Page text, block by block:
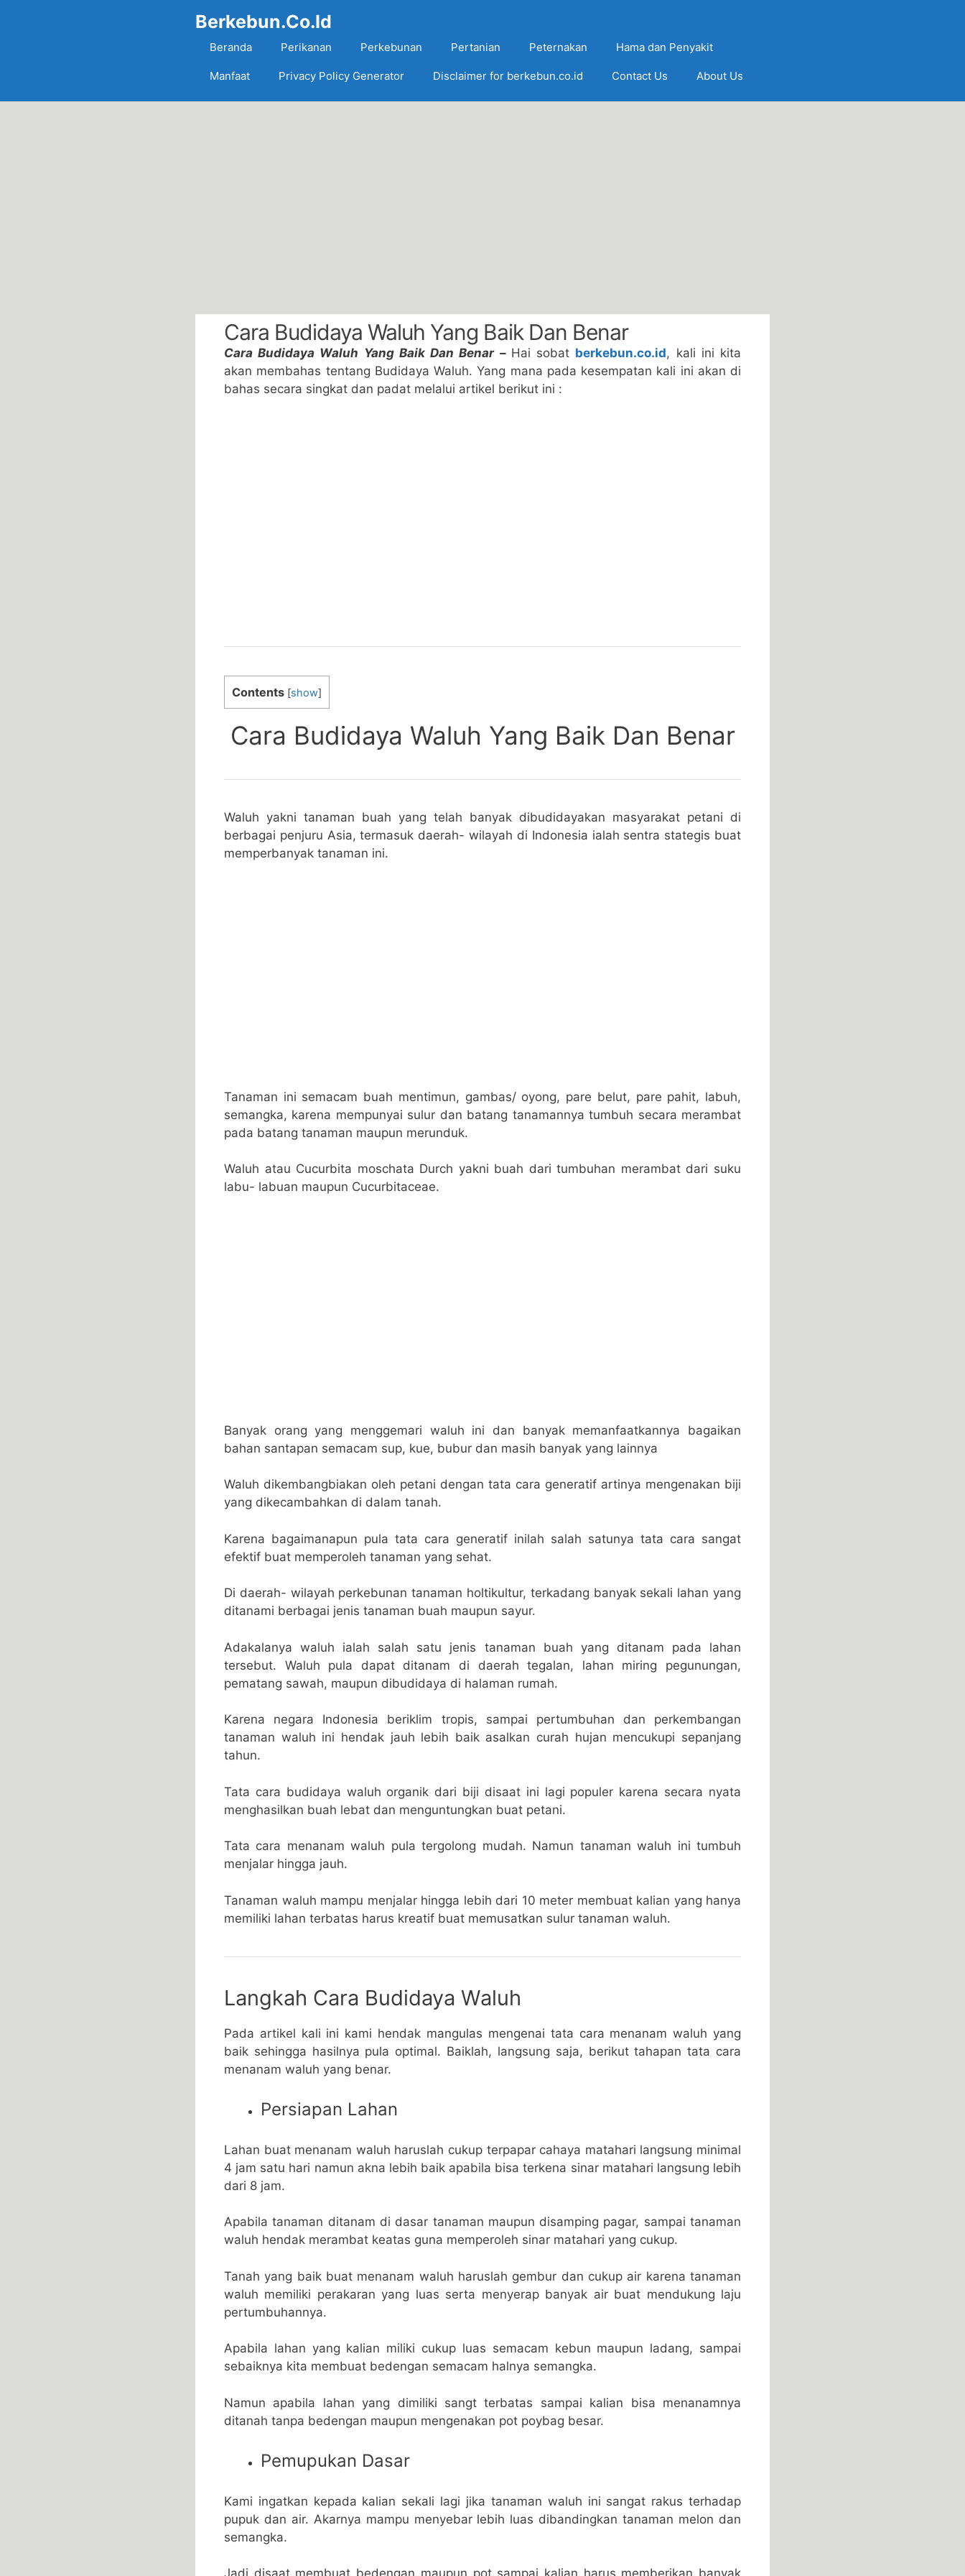
Berkebun.Co.Id
Beranda Perikanan Perkebunan Pertanian Peternakan Hama dan Penyakit
Manfaat Privacy Policy Generator Disclaimer for berkebun.co.id Contact Us About Us
Cara Budidaya Waluh Yang Baik Dan Benar
Cara Budidaya Waluh Yang Baik Dan Benar – Hai sobat berkebun.co.id, kali ini kita
akan membahas tentang Budidaya Waluh. Yang mana pada kesempatan kali ini akan di
bahas secara singkat dan padat melalui artikel berikut ini :
Contents [show]
Cara Budidaya Waluh Yang Baik Dan Benar
Waluh yakni tanaman buah yang telah banyak dibudidayakan masyarakat petani di
berbagai penjuru Asia, termasuk daerah- wilayah di Indonesia ialah sentra stategis buat
memperbanyak tanaman ini.
Tanaman ini semacam buah mentimun, gambas/ oyong, pare belut, pare pahit, labuh,
semangka, karena mempunyai sulur dan batang tanamannya tumbuh secara merambat
pada batang tanaman maupun merunduk.
Waluh atau Cucurbita moschata Durch yakni buah dari tumbuhan merambat dari suku
labu- labuan maupun Cucurbitaceae.
Banyak orang yang menggemari waluh ini dan banyak memanfaatkannya bagaikan
bahan santapan semacam sup, kue, bubur dan masih banyak yang lainnya
Waluh dikembangbiakan oleh petani dengan tata cara generatif artinya mengenakan biji
yang dikecambahkan di dalam tanah.
Karena bagaimanapun pula tata cara generatif inilah salah satunya tata cara sangat
efektif buat memperoleh tanaman yang sehat.
Di daerah- wilayah perkebunan tanaman holtikultur, terkadang banyak sekali lahan yang
ditanami berbagai jenis tanaman buah maupun sayur.
Adakalanya waluh ialah salah satu jenis tanaman buah yang ditanam pada lahan
tersebut. Waluh pula dapat ditanam di daerah tegalan, lahan miring pegunungan,
pematang sawah, maupun dibudidaya di halaman rumah.
Karena negara Indonesia beriklim tropis, sampai pertumbuhan dan perkembangan
tanaman waluh ini hendak jauh lebih baik asalkan curah hujan mencukupi sepanjang
tahun.
Tata cara budidaya waluh organik dari biji disaat ini lagi populer karena secara nyata
menghasilkan buah lebat dan menguntungkan buat petani.
Tata cara menanam waluh pula tergolong mudah. Namun tanaman waluh ini tumbuh
menjalar hingga jauh.
Tanaman waluh mampu menjalar hingga lebih dari 10 meter membuat kalian yang hanya
memiliki lahan terbatas harus kreatif buat memusatkan sulur tanaman waluh.
Langkah Cara Budidaya Waluh
Pada artikel kali ini kami hendak mangulas mengenai tata cara menanam waluh yang
baik sehingga hasilnya pula optimal. Baiklah, langsung saja, berikut tahapan tata cara
menanam waluh yang benar.
Persiapan Lahan
Lahan buat menanam waluh haruslah cukup terpapar cahaya matahari langsung minimal
4 jam satu hari namun akna lebih baik apabila bisa terkena sinar matahari langsung lebih
dari 8 jam.
Apabila tanaman ditanam di dasar tanaman maupun disamping pagar, sampai tanaman
waluh hendak merambat keatas guna memperoleh sinar matahari yang cukup.
Tanah yang baik buat menanam waluh haruslah gembur dan cukup air karena tanaman
waluh memiliki perakaran yang luas serta menyerap banyak air buat mendukung laju
pertumbuhannya.
Apabila lahan yang kalian miliki cukup luas semacam kebun maupun ladang, sampai
sebaiknya kita membuat bedengan semacam halnya semangka.
Namun apabila lahan yang dimiliki sangt terbatas sampai kalian bisa menanamnya
ditanah tanpa bedengan maupun mengenakan pot poybag besar.
Pemupukan Dasar
Kami ingatkan kepada kalian sekali lagi jika tanaman waluh ini sangat rakus terhadap
pupuk dan air. Akarnya mampu menyebar lebih luas dibandingkan tanaman melon dan
semangka.